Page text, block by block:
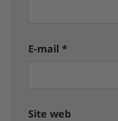
E-mail *
Site web